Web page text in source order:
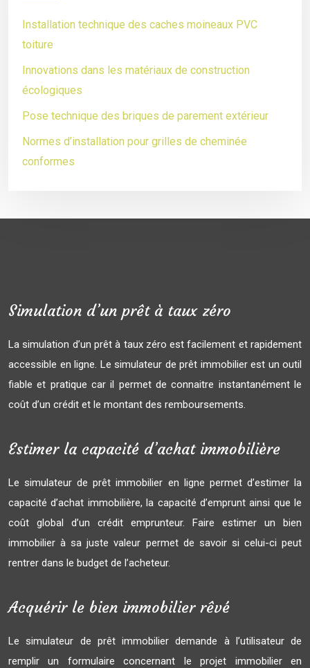
Installation technique des caches moineaux PVC
toiture
Innovations dans les matériaux de construction
écologiques
Pose technique des briques de parement extérieur
Normes d’installation pour grilles de cheminée
conformes
Simulation d’un prêt à taux zéro
La simulation d’un prêt à taux zéro est facilement et rapidement
accessible en ligne. Le simulateur de prêt immobilier est un outil
fiable et pratique car il permet de connaitre instantanément le
coût d’un crédit et le montant des remboursements.
Estimer la capacité d’achat immobilière
Le simulateur de prêt immobilier en ligne permet d’estimer la
capacité d’achat immobilière, la capacité d’emprunt ainsi que le
coût global d’un crédit emprunteur. Faire estimer un bien
immobilier à sa juste valeur permet de savoir si celui-ci peut
rentrer dans le budget de l’acheteur.
Acquérir le bien immobilier rêvé
Le simulateur de prêt immobilier demande à l’utilisateur de
remplir un formulaire concernant le projet immobilier en